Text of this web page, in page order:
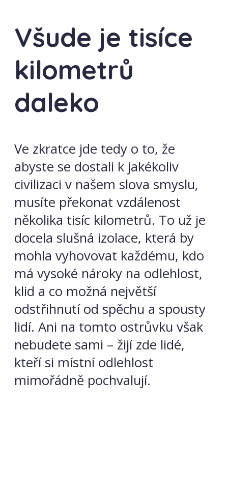
Všude je tisíce
kilometrů
daleko
Ve zkratce jde tedy o to, že
abyste se dostali k jakékoliv
civilizaci v našem slova smyslu,
musíte překonat vzdálenost
několika tisíc kilometrů. To už je
docela slušná izolace, která by
mohla vyhovovat každému, kdo
má vysoké nároky na odlehlost,
klid a co možná největší
odstřihnutí od spěchu a spousty
lidí. Ani na tomto ostrůvku však
nebudete sami – žijí zde lidé,
kteří si místní odlehlost
mimořádně pochvalují.